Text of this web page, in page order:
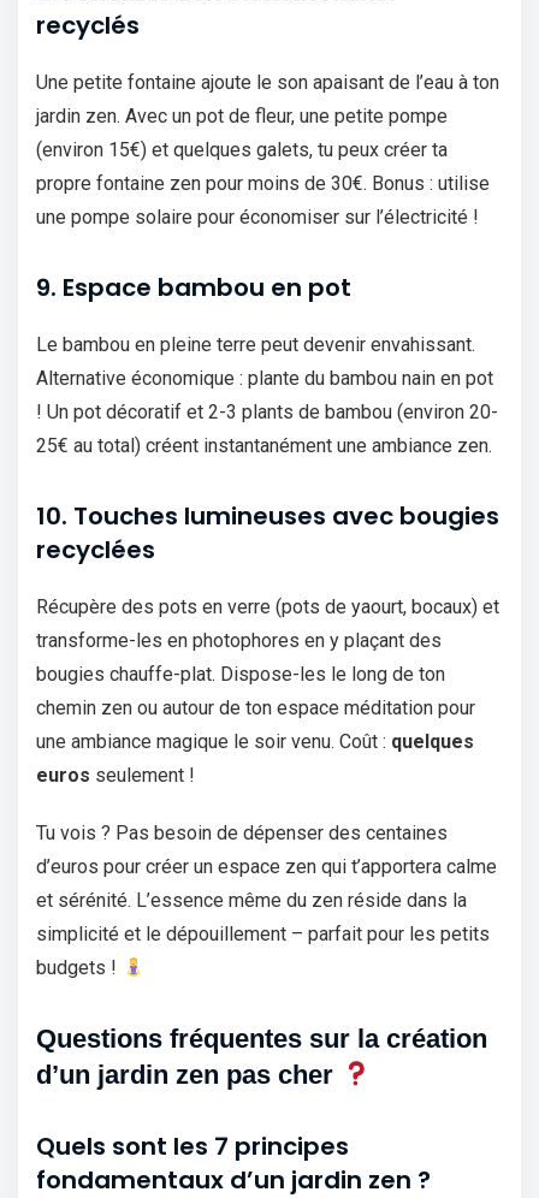
recyclés
Une petite fontaine ajoute le son apaisant de l’eau à ton
jardin zen. Avec un pot de fleur, une petite pompe
(environ 15€) et quelques galets, tu peux créer ta
propre fontaine zen pour moins de 30€. Bonus : utilise
une pompe solaire pour économiser sur l’électricité !
9. Espace bambou en pot
Le bambou en pleine terre peut devenir envahissant.
Alternative économique : plante du bambou nain en pot
! Un pot décoratif et 2-3 plants de bambou (environ 20-
25€ au total) créent instantanément une ambiance zen.
10. Touches lumineuses avec bougies
recyclées
Récupère des pots en verre (pots de yaourt, bocaux) et
transforme-les en photophores en y plaçant des
bougies chauffe-plat. Dispose-les le long de ton
chemin zen ou autour de ton espace méditation pour
une ambiance magique le soir venu. Coût : quelques
euros seulement !
Tu vois ? Pas besoin de dépenser des centaines
d’euros pour créer un espace zen qui t’apportera calme
et sérénité. L’essence même du zen réside dans la
simplicité et le dépouillement – parfait pour les petits
budgets !
Questions fréquentes sur la création
d’un jardin zen pas cher
Quels sont les 7 principes
fondamentaux d’un jardin zen ?